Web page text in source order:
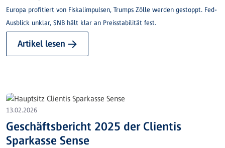
Europa profitiert von Fiskalimpulsen, Trumps Zölle werden gestoppt. Fed-
Ausblick unklar, SNB hält klar an Preisstabilität fest.
Artikel lesen →
13.02.2026
Geschäftsbericht 2025 der Clientis
Sparkasse Sense